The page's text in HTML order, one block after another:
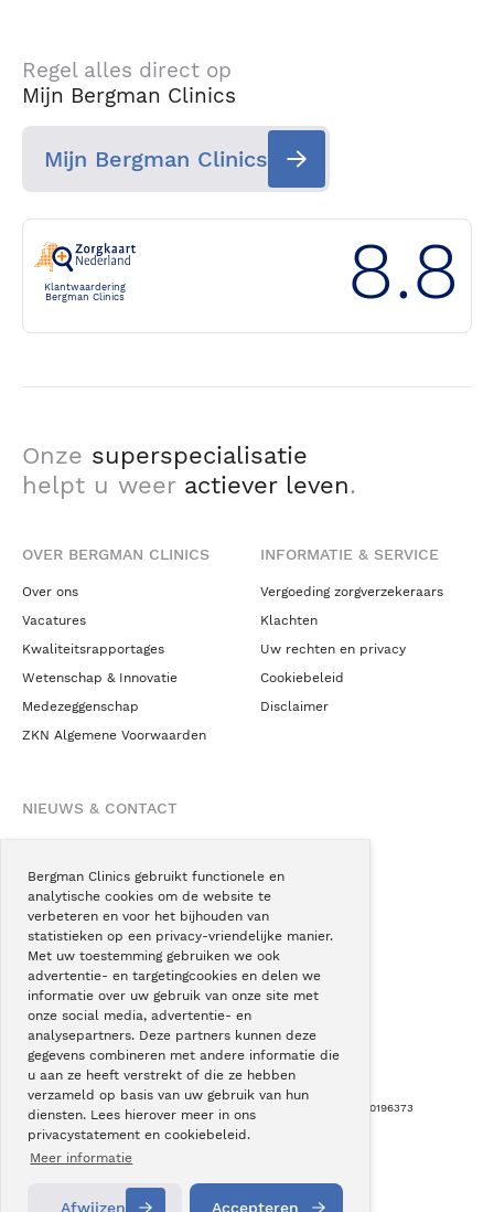
Bergman Clinics gebruikt functionele en
analytische cookies om de website te
verbeteren en voor het bijhouden van
statistieken op een privacy-vriendelijke manier.
Met uw toestemming gebruiken we ook
advertentie- en targetingcookies en delen we
informatie over uw gebruik van onze site met
onze social media, advertentie- en
analysepartners. Deze partners kunnen deze
gegevens combineren met andere informatie die
u aan ze heeft verstrekt of die ze hebben
verzameld op basis van uw gebruik van hun
diensten. Lees hierover meer in ons
privacystatement en cookiebeleid.
Meer informatie
Afwijzen Accepteren
Regel alles direct op
Mijn Bergman Clinics
Mijn Bergman Clinics
Klantwaardering
Bergman Clinics
8.8
Onze superspecialisatie
helpt u weer actiever leven.
OVER BERGMAN CLINICS
Over ons
Vacatures
Kwaliteitsrapportages
Wetenschap & Innovatie
Medezeggenschap
ZKN Algemene Voorwaarden
INFORMATIE & SERVICE
Vergoeding zorgverzekeraars
Klachten
Uw rechten en privacy
Cookiebeleid
Disclaimer
NIEUWS & CONTACT
Blogs
Podcast
Pressroom
Instagram
Facebook
LinkedIn
Copyright © Bergman Clinics 2026 KVK nummer: 30196373